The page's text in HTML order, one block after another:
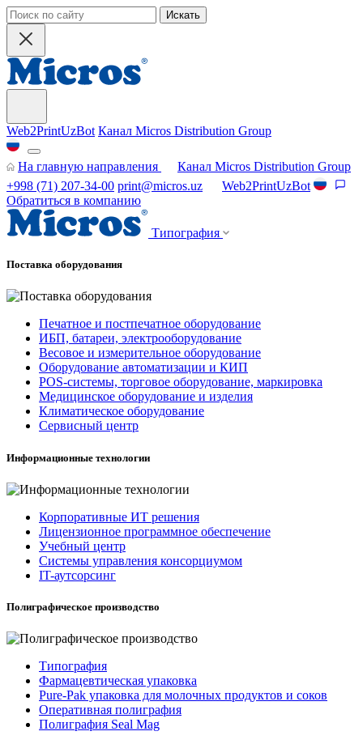
Искать
Web2PrintUzBot Канал Micros Distribution Group
На главную направления
Канал Micros Distribution Group
+998 (71) 207-34-00 print@micros.uz
Web2PrintUzBot
Обратиться в компанию
Типография
Поставка оборудования
Печатное и постпечатное оборудование
ИБП, батареи, электрооборудование
Весовое и измерительное оборудование
Оборудование автоматизации и КИП
POS-системы, торговое оборудование, маркировка
Медицинское оборудование и изделия
Климатическое оборудование
Сервисный центр
Информационные технологии
Корпоративные ИТ решения
Лицензионное программное обеспечение
Учебный центр
Системы управления консорциумом
IT-аутсорсинг
Полиграфическое производство
Типография
Фармацевтическая упаковка
Pure-Pak упаковка для молочных продуктов и соков
Оперативная полиграфия
Полиграфия Seal Mag